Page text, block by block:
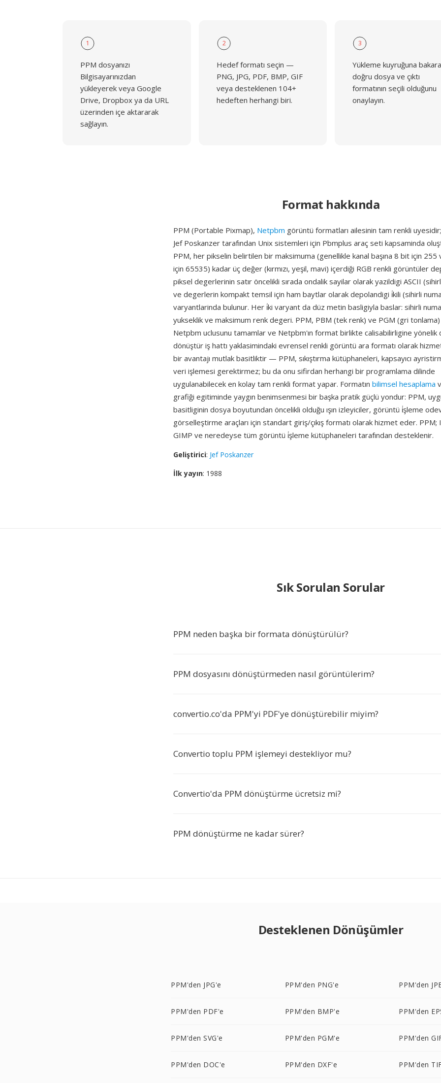
1
PPM dosyanızı
Bilgisayarınızdan
yükleyerek veya Google
Drive, Dropbox ya da URL
üzerinden içe aktararak
sağlayın.
2
Hedef formatı seçin —
PNG, JPG, PDF, BMP, GIF
veya desteklenen 104+
hedeften herhangi biri.
3
Yükleme kuyruğuna
doğru dosya ve çıktı
formatının seçili olduğunu
onaylayın.
Format hakkında
PPM (Portable Pixmap), Netpbm görüntü formatları ailesinin tam renkli
Jef Poskanzer tarafından Unix sistemleri için Pbmplus araç seti kapsaminda
PPM, her pikselin belirtilen bir maksimuma (genellikle kanal başına 8 bit için
için 65535) kadar üç değer (kırmızı, yeşil, mavi) içerdiği RGB renkli görüntüler
piksel degerlerinin satır öncelikli sırada ondalik sayilar olarak yazildigi ASCII
ve degerlerin kompakt temsil için ham baytlar olarak depolandigi i̇kili (sihirli
varyantlarinda bulunur. Her i̇ki varyant da düz metin basligiyla baslar: sihirli
yukseklik ve maksimum renk degeri. PPM, PBM (tek renk) ve PGM (gri
Netpbm uclusunu tamamlar ve Netpbm'ın format birlikte calisabilirligine yönelik
dönüştür iş hattı yaklasimindaki evrensel renkli görüntü ara formatı olarak
bir avantajı mutlak basitliktir — PPM, sıkıştırma kütüphaneleri, kapsayıcı
veri işlemesi gerektirmez; bu da onu sifirdan herhangi bir programlama dilinde
uygulanabilecek en kolay tam renkli format yapar. Formatın bilimsel hesaplama
grafiği egitiminde yaygın benimsenmesi bir başka pratik güçlü yondur: PPM,
basitliginin dosya boyutundan öncelikli olduğu ışın izleyiciler, görüntü i̇şleme
görselleştirme araçları için standart giriş/çıkış formatı olarak hizmet eder. PPM;
GIMP ve neredeyse tüm görüntü i̇şleme kütüphaneleri tarafından desteklenir.
Geliştirici: Jef Poskanzer
İlk yayın: 1988
Sık Sorulan Sorular
PPM neden başka bir formata dönüştürülür?
PPM dosyasını dönüştürmeden nasıl görüntülerim?
convertio.co'da PPM'yi PDF'ye dönüştürebilir miyim?
Convertio toplu PPM işlemeyi destekliyor mu?
Convertio'da PPM dönüştürme ücretsiz mi?
PPM dönüştürme ne kadar sürer?
Desteklenen Dönüşümler
PPM'den JPG'e PPM'den PNG'e PPM'den
PPM'den PDF'e PPM'den BMP'e PPM'den
PPM'den SVG'e PPM'den PGM'e PPM'den
PPM'den DOC'e PPM'den DXF'e PPM'den